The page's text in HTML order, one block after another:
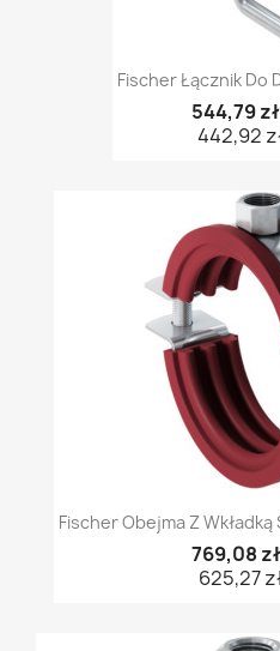
Fischer Łącznik Do
544,79
442,92
Fischer Obejma Z Wkładką
769,08
625,27